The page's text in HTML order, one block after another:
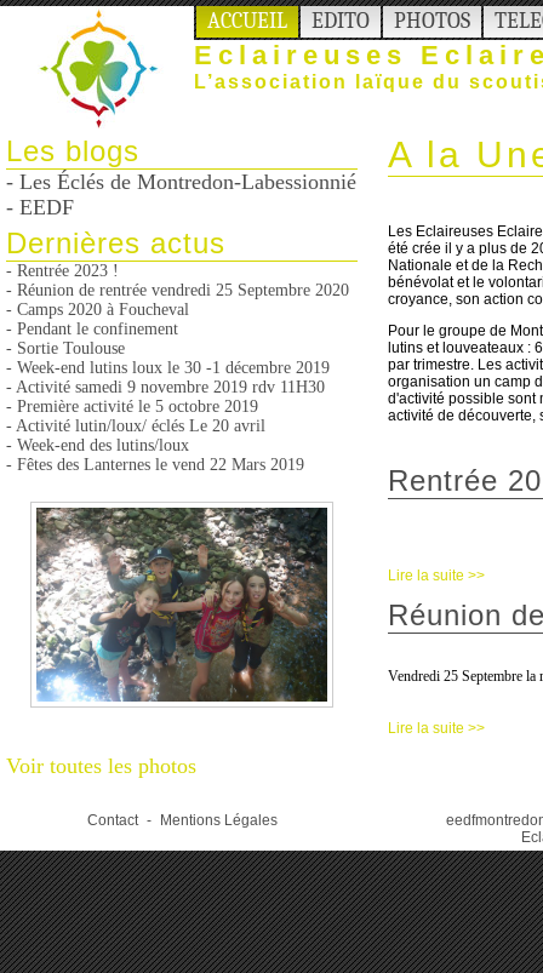
ACCUEIL EDITO PHOTOS
Eclaireuses
L’association laïque du
Les blogs
- Les Éclés de Montredon-Labessionnié
- EEDF
Dernières actus
- Rentrée 2023 !
- Réunion de rentrée vendredi 25 Septembre 2020
- Camps 2020 à Foucheval
- Pendant le confinement
- Sortie Toulouse
- Week-end lutins loux le 30 -1 décembre 2019
- Activité samedi 9 novembre 2019 rdv 11H30
- Première activité le 5 octobre 2019
- Activité lutin/loux/ éclés Le 20 avril
- Week-end des lutins/loux
- Fêtes des Lanternes le vend 22 Mars 2019
Voir toutes les photos
A la
Les Eclaireuses
été crée il y a plus de
Nationale et de la
bénévolat et le
croyance, son action
Pour le groupe de
lutins et louveateaux :
par trimestre. Les
organisation un camp
d'activité possible sont
activité de découverte,
Rentrée
Lire la suite >>
Réunion
Vendredi 25 Septembre la
Lire la suite >>
Contact - Mentions Légales